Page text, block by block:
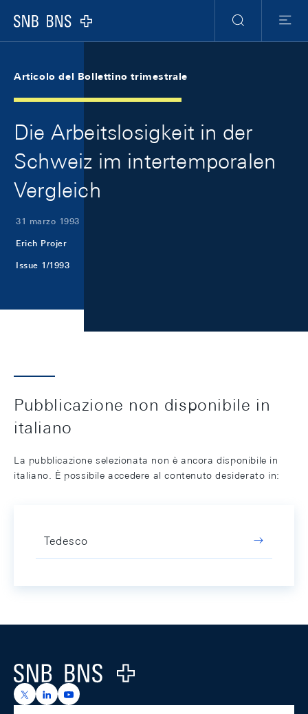
Logo
Ricerca
Menu
Articolo del Bollettino trimestrale
Die Arbeitslosigkeit in der
Schweiz im intertemporalen
Vergleich
31 marzo 1993
Erich Projer
Issue 1/1993
Pubblicazione non disponibile in
italiano
La pubblicazione selezionata non è ancora disponibile in
italiano. È possibile accedere al contenuto desiderato in:
Tedesco
Logo
https://x.com/snb_bns
https://ch.linkedin.com/company/swiss-national-
https://www.youtube.com/@swissnationalbank